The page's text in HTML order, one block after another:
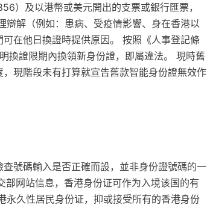
）及以港幣或美元開出的支票或銀行匯票，
解（例如：患病、受疫情影響、身在香港以
在他日換證時提供原因。 按照《人事登記條
換證限期內換領新身份證，即屬違法。 現時舊
現階段未有打算就宣告舊款智能身份證無效作
號碼輸入是否正確而設，並非身份證號碼的一
网站信息，香港身份证可作为入境该国的有
久性居民身份证，抑或接受所有的香港身份